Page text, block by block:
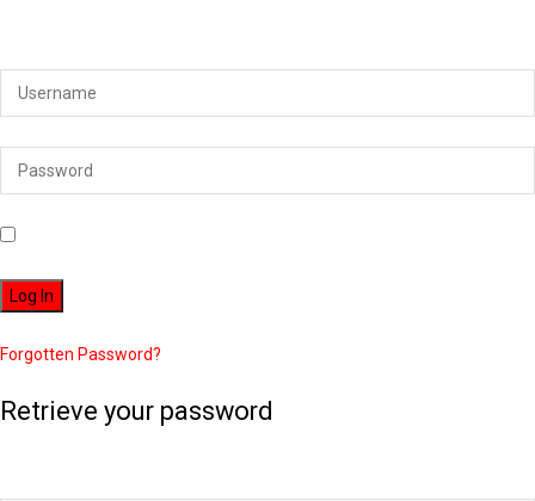
Forgotten Password?
Retrieve your password